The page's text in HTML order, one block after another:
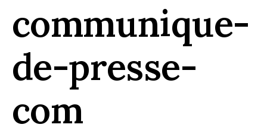
communique-
de-presse-
com